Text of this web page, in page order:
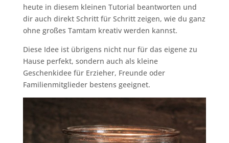
heute in diesem kleinen Tutorial beantworten und
dir auch direkt Schritt für Schritt zeigen, wie du ganz
ohne großes Tamtam kreativ werden kannst.
Diese Idee ist übrigens nicht nur für das eigene zu
Hause perfekt, sondern auch als kleine
Geschenkidee für Erzieher, Freunde oder
Familienmitglieder bestens geeignet.